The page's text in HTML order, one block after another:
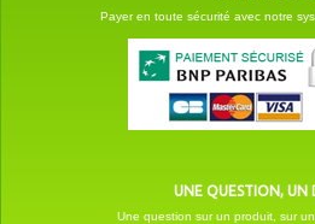
Payer en toute sécurité avec notre
UNE QUESTION, UN
Une question sur un produit, sur